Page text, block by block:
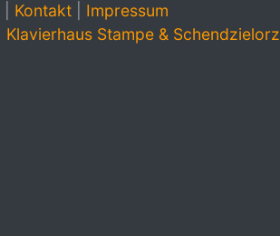
Kontakt| Impressum
Klavierhaus Stampe & Schendzielorz